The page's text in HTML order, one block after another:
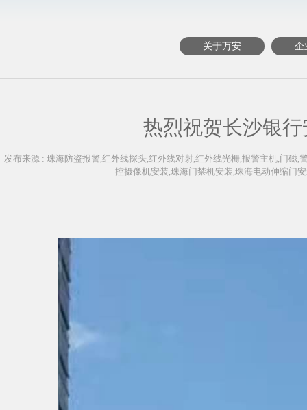
关于万安 企
热烈祝贺长沙银
发布来源 : 珠海防盗报警,红外线探头,红外线对射,红外线光栅,报警主机,门磁
控摄像机安装,珠海门禁机安装,珠海电动伸缩门